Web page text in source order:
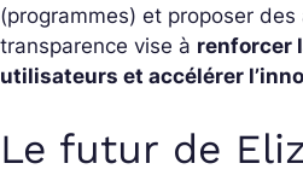
(programmes) et proposer
transparence vise à renforcer
utilisateurs et accélérer
Le futur de